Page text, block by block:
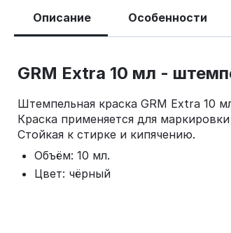
Описание Особенности
GRM Extra 10 мл -
Штемпельная краска GRM Extra 10
Краска применяется для
Стойкая к стирке и кипячению.
Объём: 10 мл.
Цвет: чёрный